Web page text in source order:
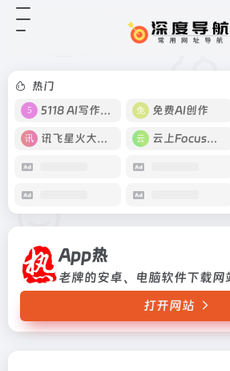
热门
5118 AI写作工具
免费AI创作
讯飞星火大模型 云上Focus接码
App热
老牌的安卓、电脑软件下载网
打开网站